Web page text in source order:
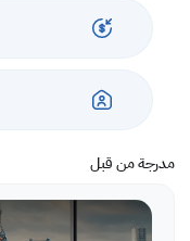
مدرجة من قبل